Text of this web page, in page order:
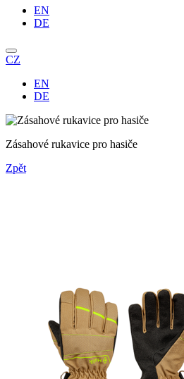
EN
DE
CZ
EN
DE
Zásahové rukavice pro hasiče
Zpět